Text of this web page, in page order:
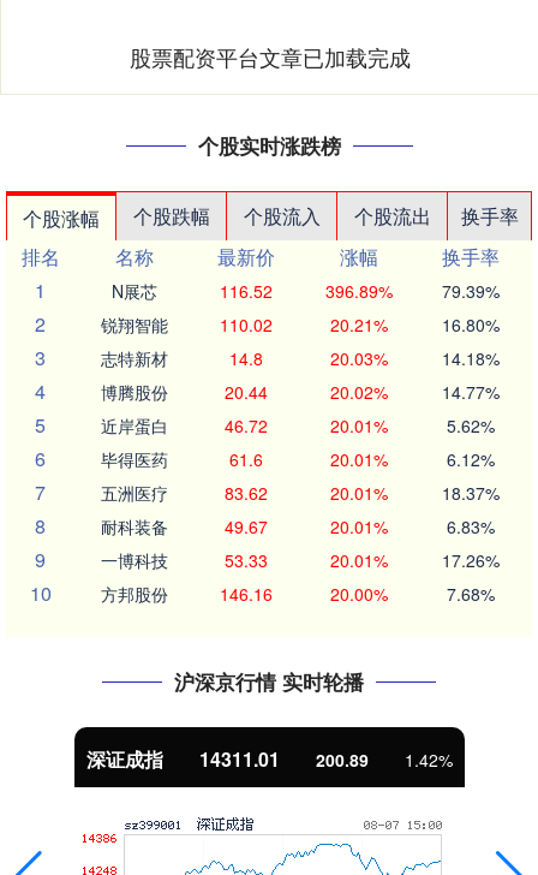
股票配资平台文章已加载完成
个股实时涨跌榜
个股涨幅 个股跌幅 个股流入 个股流出
换手率
排名
名称 最新价 涨幅
换手率
1
N展芯 116.52 396.89% 79.39%
2 锐翔智能 110.02 20.21% 16.80%
3 志特新材 14.8 20.03% 14.18%
4 博腾股份 20.44 20.02% 14.77%
5 近岸蛋白 46.72 20.01% 5.62%
6 毕得医药 61.6 20.01% 6.12%
7 五洲医疗 83.62 20.01% 18.37%
8 耐科装备 49.67 20.01% 6.83%
9 一博科技 53.33 20.01% 17.26%
10 方邦股份 146.16 20.00% 7.68%
沪深京行情 实时轮播
深证成指 14311.01 200.89 1.42%